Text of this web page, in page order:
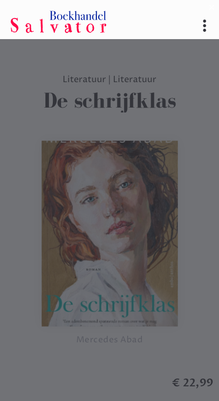
Literatuur | Literatuur
De schrijfklas
Mercedes Abad
€ 22,99